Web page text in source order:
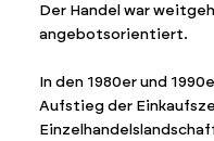
Der Handel war
angebotsorientiert.
In den 1980er und
Aufstieg der